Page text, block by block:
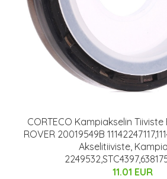
CORTECO Kampiakselin Tiiviste
ROVER 20019549B
Akselitiiviste,
11.01 EUR